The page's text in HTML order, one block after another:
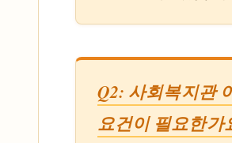
Q2: 사회복지관
요건이 필요한가